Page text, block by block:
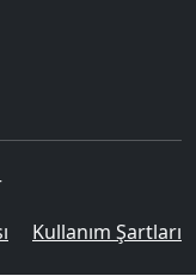
Kullanım Şartları